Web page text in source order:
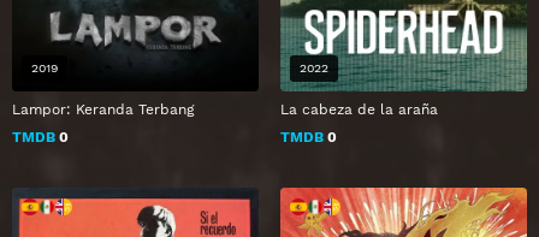
Lampor: Keranda Terbang
TMDB 0
2019
La cabeza de la araña
TMDB 0
2022